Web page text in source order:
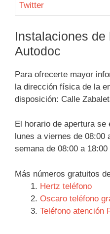
Twitter
Instalaciones de
Autodoc
Para ofrecerte mayor
la dirección física de la
disposición: Calle
El horario de apertura se
lunes a viernes de 08:00
semana de 08:00 a 18:00
Más números gratuitos
Hertz teléfono
Oscaro teléfono
Teléfono atención